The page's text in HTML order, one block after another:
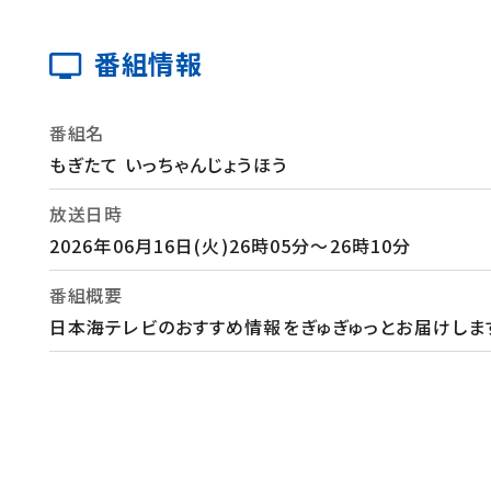
番組情報
番組名
もぎたて いっちゃんじょうほう
放送日時
2026年06月16日(火)26時05分～26時10分
番組概要
日本海テレビのおすすめ情報をぎゅぎゅっとお届けしま